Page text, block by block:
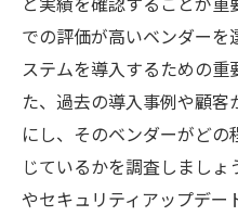
と実績を確認することが重
での評価が高いベンダーを
ステムを導入するための重
た、過去の導入事例や顧
にし、そのベンダーがど
じているかを調査しましょ
やセキュリティアップデー